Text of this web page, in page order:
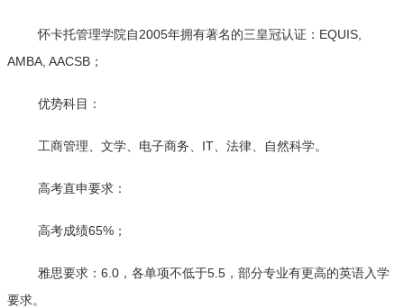
怀卡托管理学院自2005年拥有著名的三皇冠认证：EQUIS,
AMBA, AACSB；
优势科目：
工商管理、文学、电子商务、IT、法律、自然科学。
高考直申要求：
高考成绩65%；
雅思要求：6.0，各单项不低于5.5，部分专业有更高的英语入学
要求。